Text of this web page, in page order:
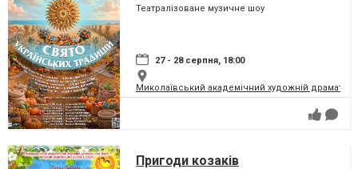
Театралізоване музичне шоу
27 - 28 серпня, 18:00
Миколаївський академічний художній
Пригоди козаків